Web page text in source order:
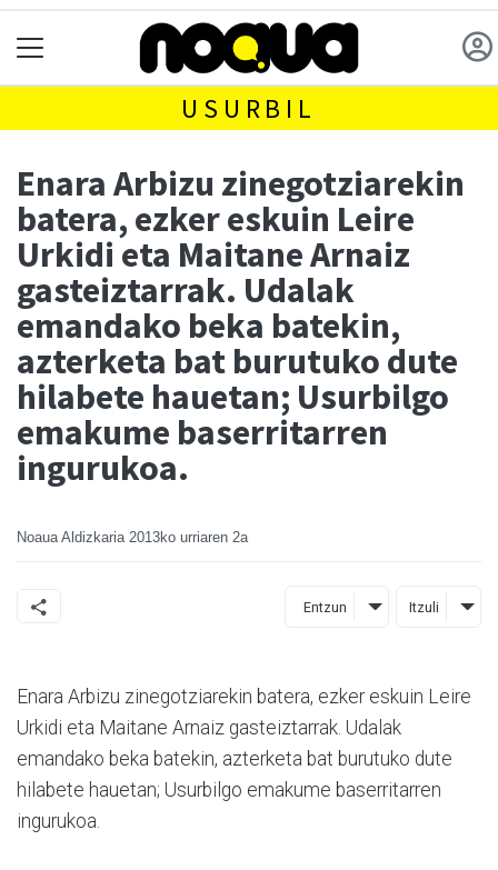
USURBIL
Enara Arbizu zinegotziarekin
batera, ezker eskuin Leire
Urkidi eta Maitane Arnaiz
gasteiztarrak. Udalak
emandako beka batekin,
azterketa bat burutuko dute
hilabete hauetan; Usurbilgo
emakume baserritarren
ingurukoa.
Noaua Aldizkaria 2013ko urriaren 2a
Entzun Itzuli
Enara Arbizu zinegotziarekin batera, ezker eskuin Leire
Urkidi eta Maitane Arnaiz gasteiztarrak. Udalak
emandako beka batekin, azterketa bat burutuko dute
hilabete hauetan; Usurbilgo emakume baserritarren
ingurukoa.